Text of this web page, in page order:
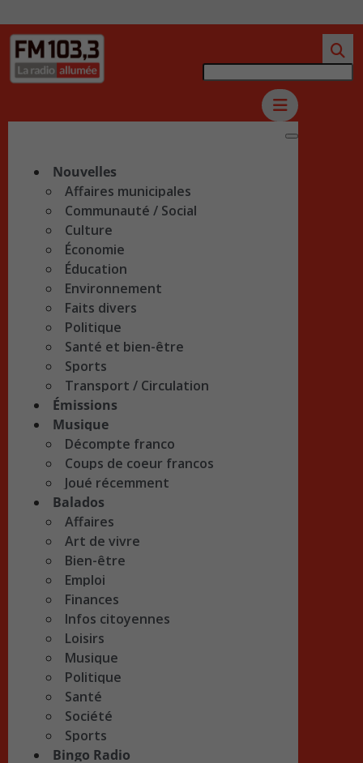
Nouvelles
Affaires municipales
Communauté / Social
Culture
Économie
Éducation
Environnement
Faits divers
Politique
Santé et bien-être
Sports
Transport / Circulation
Émissions
Musique
Décompte franco
Coups de coeur francos
Joué récemment
Balados
Affaires
Art de vivre
Bien-être
Emploi
Finances
Infos citoyennes
Loisirs
Musique
Politique
Santé
Société
Sports
Bingo Radio